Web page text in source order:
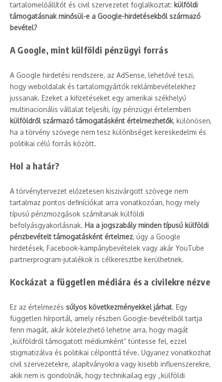
tartalomelőállítót és civil szervezetet foglalkoztat: külföldi
támogatásnak minősül-e a Google-hirdetésekből származó
bevétel?
A Google, mint külföldi pénzügyi forrás
A Google hirdetési rendszere, az AdSense, lehetővé teszi,
hogy weboldalak és tartalomgyártók reklámbevételekhez
jussanak. Ezeket a kifizetéseket egy amerikai székhelyű
multinacionális vállalat teljesíti, így pénzügyi értelemben
külföldről származó támogatásként értelmezhetők, különösen,
ha a törvény szövege nem tesz különbséget kereskedelmi és
politikai célú forrás között.
Hol a határ?
A törvénytervezet előzetesen kiszivárgott szövege nem
tartalmaz pontos definíciókat arra vonatkozóan, hogy mely
típusú pénzmozgások számítanak külföldi
befolyásgyakorlásnak. Ha a jogszabály minden típusú külföldi
pénzbevételt támogatásként értelmez, úgy a Google
hirdetések, Facebook-kampánybevételek vagy akár YouTube
partnerprogram-jutalékok is célkeresztbe kerülhetnek.
Kockázat a független médiára és a civilekre nézve
Ez az értelmezés súlyos következményekkel járhat. Egy
független hírportál, amely részben Google-bevételből tartja
fenn magát, akár kötelezhető lehetne arra, hogy magát
„külföldről támogatott médiumként” tüntesse fel, ezzel
stigmatizálva és politikai célponttá téve. Ugyanez vonatkozhat
civil szervezetekre, alapítványokra vagy kisebb influenszerekre,
akik nem is gondolnák, hogy technikailag egy „külföldi